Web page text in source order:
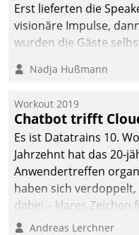
Erst lieferten die
visionäre Impulse,
wurden die Gäste
methodisch
Quartier. Dazwischen
zeigte Datatrain, was es
Neues zu bieten hat.
Nadja Hußmann
Workout 2019
Chatbot trifft
Es ist Datatrains 10.
Jahrzehnt hat das 20-
Anwendertreffen
haben sich
dabei – klares Zeichen
Fokussierung auf den
Andreas Lerchner